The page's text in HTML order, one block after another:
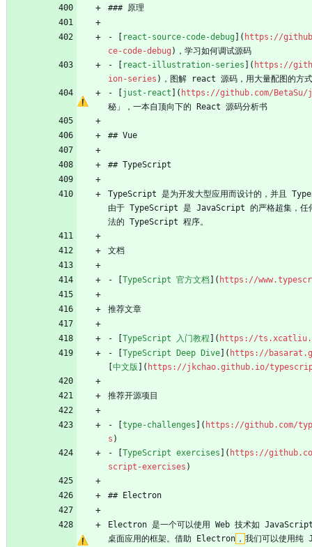
### 原理
- [ react-source-code-debug ]( https://
ce-code-debug )，学习如何调试源码
- [
react-illustration-series ]( https://
ion-series )，图解 react 源码，用大量配图的方
- [ just-react ]( https://github.com/
秘」，一本自顶向下的 React 源码分析书
## Vue
## TypeScript
TypeScript 是为开发大型应用而设计的，并且
由于 TypeScript 是 JavaScript 的严格超集，任
法的 TypeScript 程序。
文档
- [ TypeScript 官方文档 ]( https://
推荐文章
- [ TypeScript 入门教程 ]( https://
- [ TypeScript Deep Dive ]( https://
中文版 ]( https://jkchao.github.io/
推荐开源项目
- [ type-challenges ]( https://github.com/
s )
- [ TypeScript exercises ]( https://
script-exercises )
## Electron
Electron 是一个可以使用 Web 技术如 JavaScript
桌面应用的框架。借助 Electron ， 我们可以使用纯